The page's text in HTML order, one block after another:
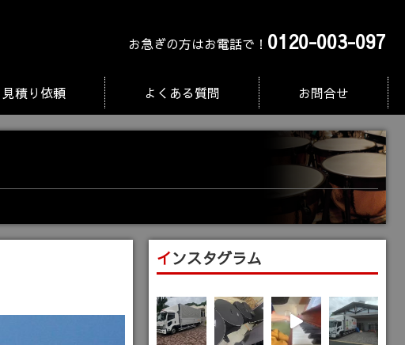
お急ぎの方はお電話で！ 0120-003-097
見積り依頼 よくある質問 お問合せ
インスタグラム